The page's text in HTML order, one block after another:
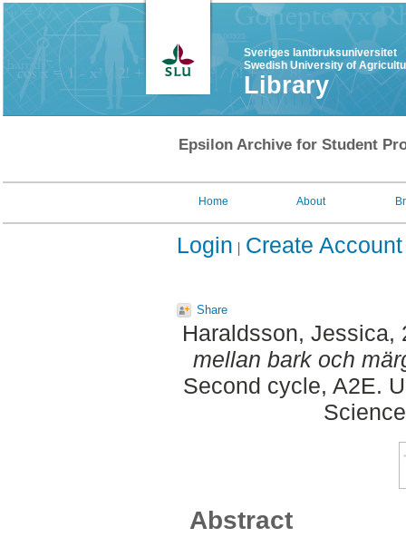
Sveriges lantbruksuniversitet
Swedish University of
Library
Epsilon Archive for Student
Home About
Login Create Account
Share
Haraldsson, Jessica,
mellan bark och
Second cycle, A2E.
Abstract